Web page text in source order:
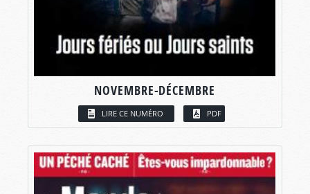
NOVEMBRE-DÉCEMBRE
LIRE CE NUMÉRO PDF